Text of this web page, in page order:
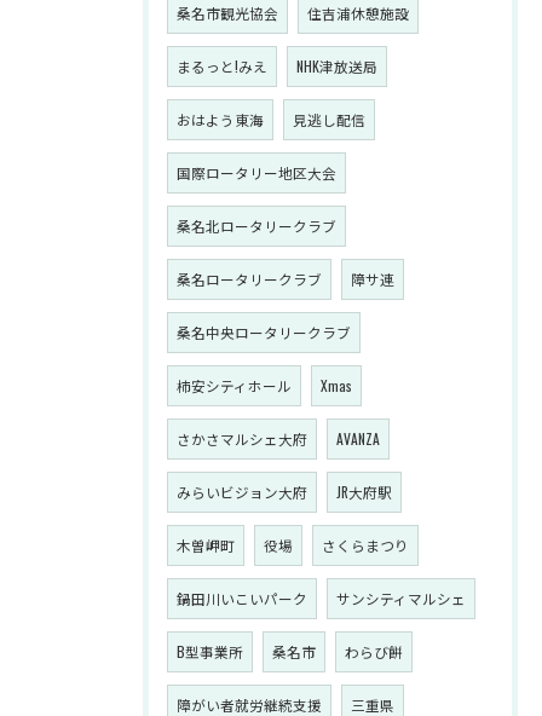
桑名市観光協会 住吉浦休憩施設
まるっと!みえ NHK津放送局
おはよう東海 見逃し配信
国際ロータリー地区大会
桑名北ロータリークラブ
桑名ロータリークラブ 障サ連
桑名中央ロータリークラブ
柿安シティホール Xmas
さかさマルシェ大府 AVANZA
みらいビジョン大府 JR大府駅
木曽岬町 役場 さくらまつり
鍋田川いこいパーク サンシティマルシェ
B型事業所 桑名市 わらび餅
障がい者就労継続支援 三重県